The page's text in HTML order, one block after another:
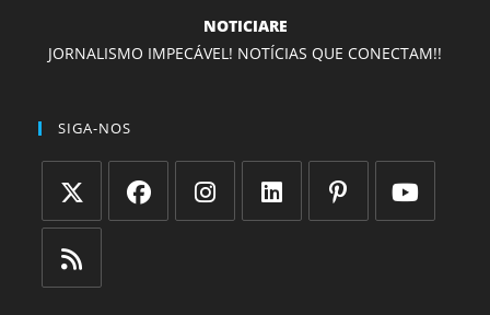
NOTICIARE
JORNALISMO IMPECÁVEL! NOTÍCIAS QUE CONECTAM!!
SIGA-NOS
Abre
em
uma